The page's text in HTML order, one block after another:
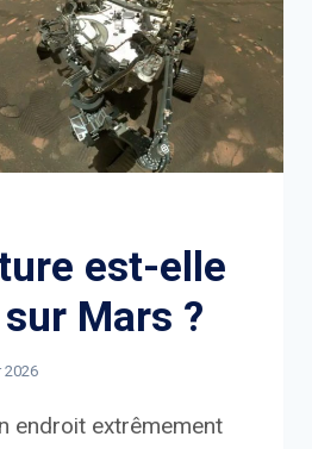
est-elle
Mars ?
2026
endroit extrêmement